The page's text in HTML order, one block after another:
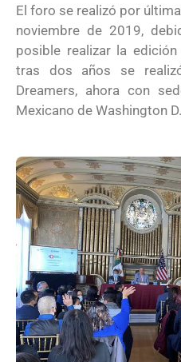
El foro se realizó por
noviembre de 2019,
posible realizar la
tras dos años se
Dreamers, ahora con
Mexicano de Washington